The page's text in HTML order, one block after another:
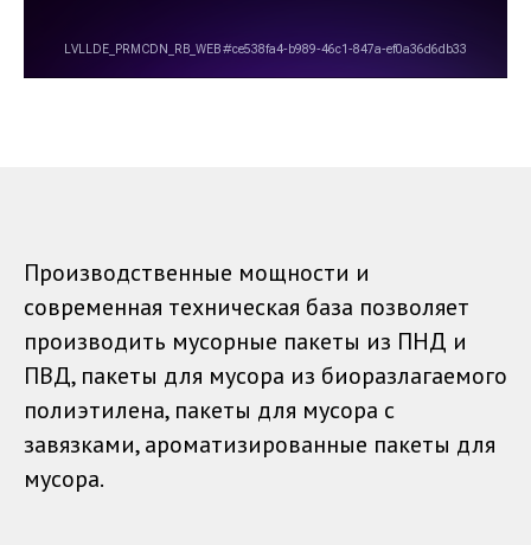
Производственные мощности и
современная техническая база позволяет
производить мусорные пакеты из ПНД и
ПВД, пакеты для мусора из биоразлагаемого
полиэтилена, пакеты для мусора с
завязками, ароматизированные пакеты для
мусора.